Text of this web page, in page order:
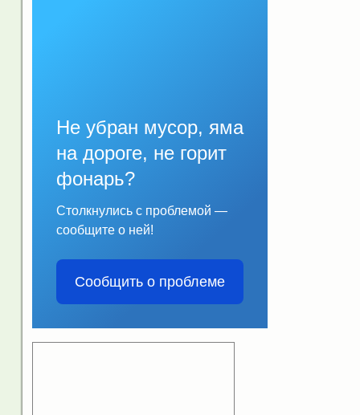
Не убран мусор, яма
на дороге, не горит
фонарь?
Столкнулись с проблемой —
сообщите о ней!
Сообщить о проблеме